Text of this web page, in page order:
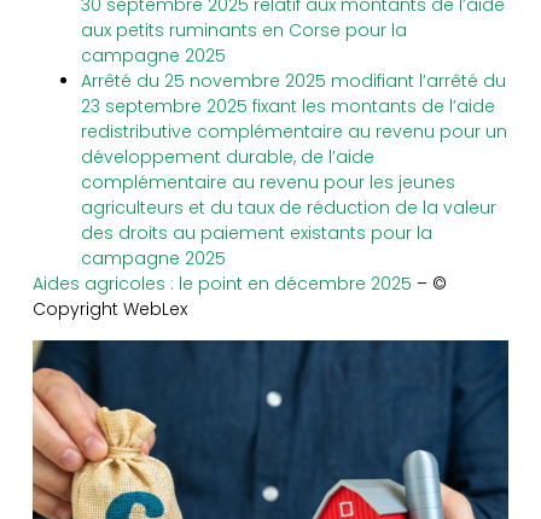
30 septembre 2025 relatif aux montants de l’aide
aux petits ruminants en Corse pour la
campagne 2025
Arrêté du 25 novembre 2025 modifiant l’arrêté du
23 septembre 2025 fixant les montants de l’aide
redistributive complémentaire au revenu pour un
développement durable, de l’aide
complémentaire au revenu pour les jeunes
agriculteurs et du taux de réduction de la valeur
des droits au paiement existants pour la
campagne 2025
Aides agricoles : le point en décembre 2025 – ©
Copyright WebLex